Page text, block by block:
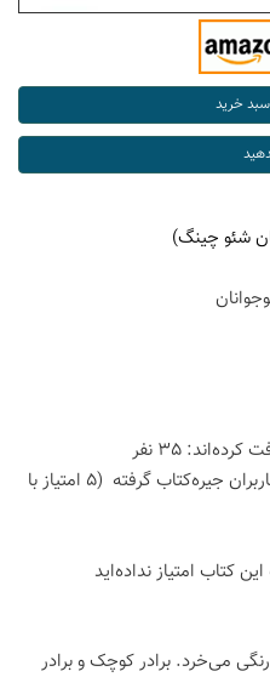
شئو چینگ)
35 نفر
(5 امتیاز با
كتاب امتیاز نداده‌اید
می‌خرد. برادر کوچک و برادر